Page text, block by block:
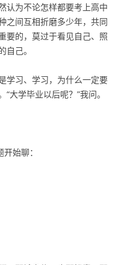
认为不论怎样都要考上高中
之间互相折磨多少年，共同
要的，莫过于看见自己、照
己。
学习、学习，为什么一定要
大学毕业以后呢？”我问。
始聊：